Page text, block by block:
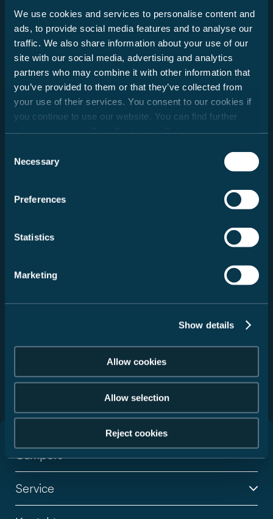
We use cookies and services to personalise content and
ads, to provide social media features and to analyse our
traffic. We also share information about your use of our
site with our social media, advertising and analytics
partners who may combine it with other information that
you’ve provided to them or that they’ve collected from
your use of their services. You consent to our cookies if
you continue to use our website. You can find further
Selection
Necessary
Preferences
Statistics
Marketing
Show details
Allow cookies
Allow selection
Reject cookies
Meneer
Mevrouw
Voornaam
Achternaam
Email
gehouden van nieuwe producten, aanbiedingen en
persoonsgegevens en informatie over uw rechten als
betrokkene vindt u in onze
. De
toestemming is vrijwillig en kan te allen tijde met
en de gebruiksvoorwaardenvan Google zijn van toepassing.
Campers
Service